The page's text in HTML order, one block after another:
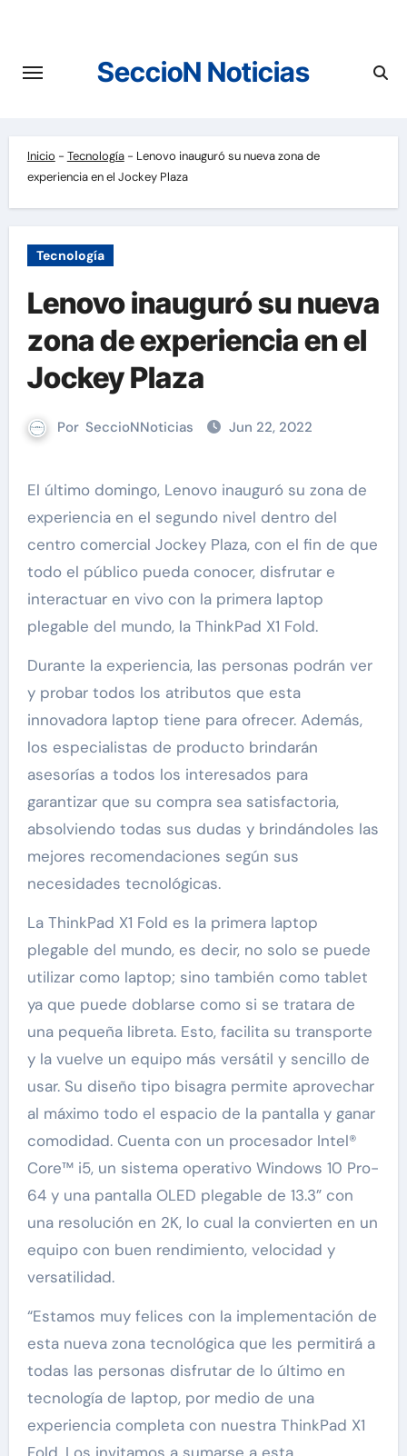
contenido
SeccioN Noticias
Inicio - Tecnología- Lenovo inauguró su nueva zona de
experiencia en el Jockey Plaza
Tecnología
Lenovo inauguró su nueva
zona de experiencia en el
Jockey Plaza
Por SeccioNNoticias Jun 22, 2022
El último domingo, Lenovo inauguró su zona de
experiencia en el segundo nivel dentro del
centro comercial Jockey Plaza, con el fin de que
todo el público pueda conocer, disfrutar e
interactuar en vivo con la primera laptop
plegable del mundo, la ThinkPad X1 Fold.
Durante la experiencia, las personas podrán ver
y probar todos los atributos que esta
innovadora laptop tiene para ofrecer. Además,
los especialistas de producto brindarán
asesorías a todos los interesados para
garantizar que su compra sea satisfactoria,
absolviendo todas sus dudas y brindándoles las
mejores recomendaciones según sus
necesidades tecnológicas.
La ThinkPad X1 Fold es la primera laptop
plegable del mundo, es decir, no solo se puede
utilizar como laptop; sino también como tablet
ya que puede doblarse como si se tratara de
una pequeña libreta. Esto, facilita su transporte
y la vuelve un equipo más versátil y sencillo de
usar. Su diseño tipo bisagra permite aprovechar
al máximo todo el espacio de la pantalla y ganar
comodidad. Cuenta con un procesador Intel®
Core™ i5, un sistema operativo Windows 10 Pro-
64 y una pantalla OLED plegable de 13.3” con
una resolución en 2K, lo cual la convierten en un
equipo con buen rendimiento, velocidad y
versatilidad.
“Estamos muy felices con la implementación de
esta nueva zona tecnológica que les permitirá a
todas las personas disfrutar de lo último en
tecnología de laptop, por medio de una
experiencia completa con nuestra ThinkPad X1